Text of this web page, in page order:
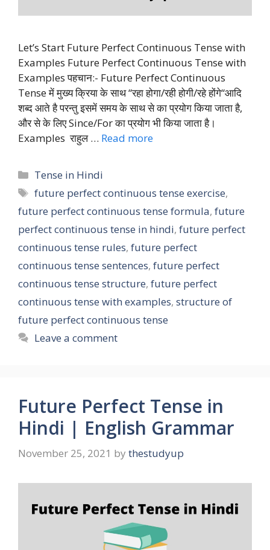
Let’s Start Future Perfect Continuous Tense with
Examples Future Perfect Continuous Tense with
Examples पहचान:- Future Perfect Continuous
Tense में मुख्य क्रिया के साथ “रहा होगा/रही होगी/रहे होंगे“आदि
शब्द आते है परन्तु इसमें समय के साथ से का प्रयोग किया जाता है,
और से के लिए Since/For का प्रयोग भी किया जाता है।
Examples राहुल … Read more
Categories
Tense in Hindi
Tags
future perfect continuous tense exercise,
future perfect continuous tense formula, future
perfect continuous tense in hindi, future perfect
continuous tense rules, future perfect
continuous tense sentences, future perfect
continuous tense structure, future perfect
continuous tense with examples, structure of
future perfect continuous tense
Leave a comment
Future Perfect Tense in
Hindi | English Grammar
November 25, 2021 by thestudyup